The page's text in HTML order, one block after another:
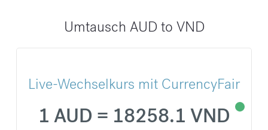
Umtausch AUD to VND
Live-Wechselkurs mit CurrencyFair
1 AUD = 18258.1 VND